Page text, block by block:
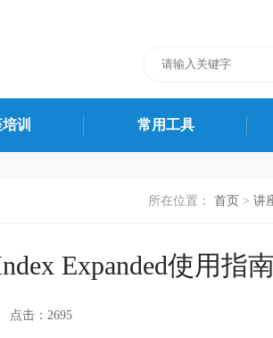
训 常用工具
所在位置： 首页 > 讲
Expanded使用指南
点击：2695